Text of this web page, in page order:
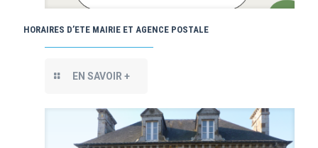
HORAIRES D’ETE MAIRIE ET AGENCE POSTALE
EN SAVOIR +